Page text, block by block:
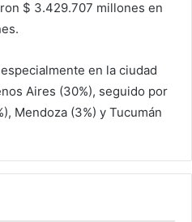
$ 3.429.707 millones en
en la ciudad
Aires (30%), seguido por
Mendoza (3%) y Tucumán